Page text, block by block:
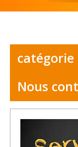
Nous